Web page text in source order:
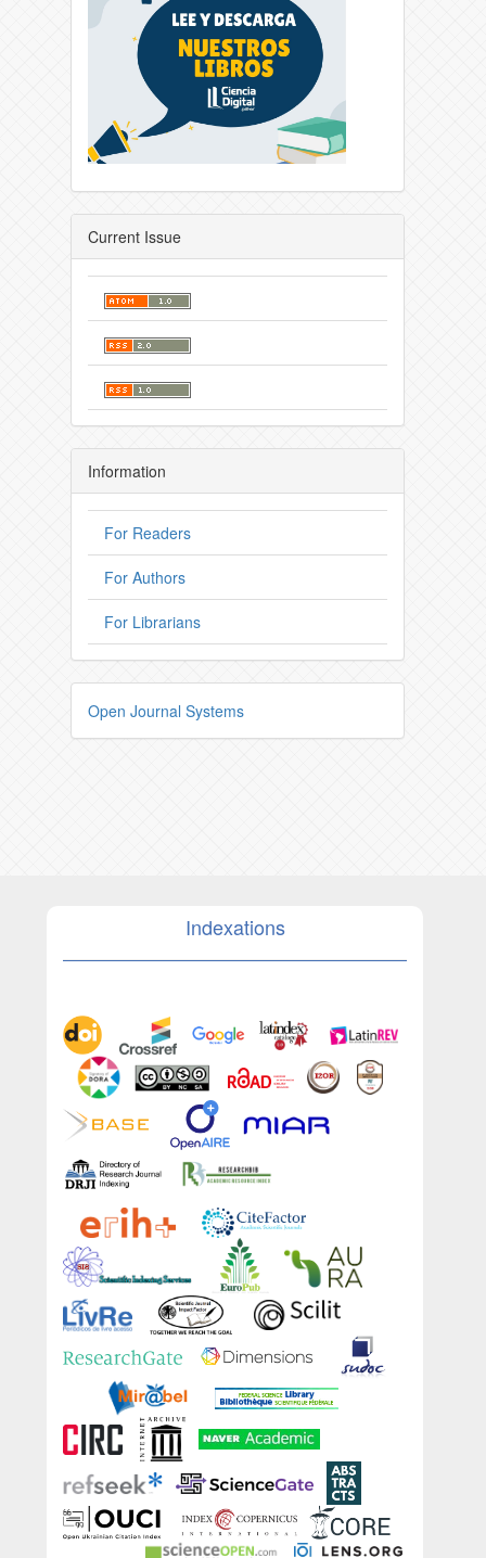
Current Issue
Information
For Readers
For Authors
For Librarians
Open Journal Systems
Indexations